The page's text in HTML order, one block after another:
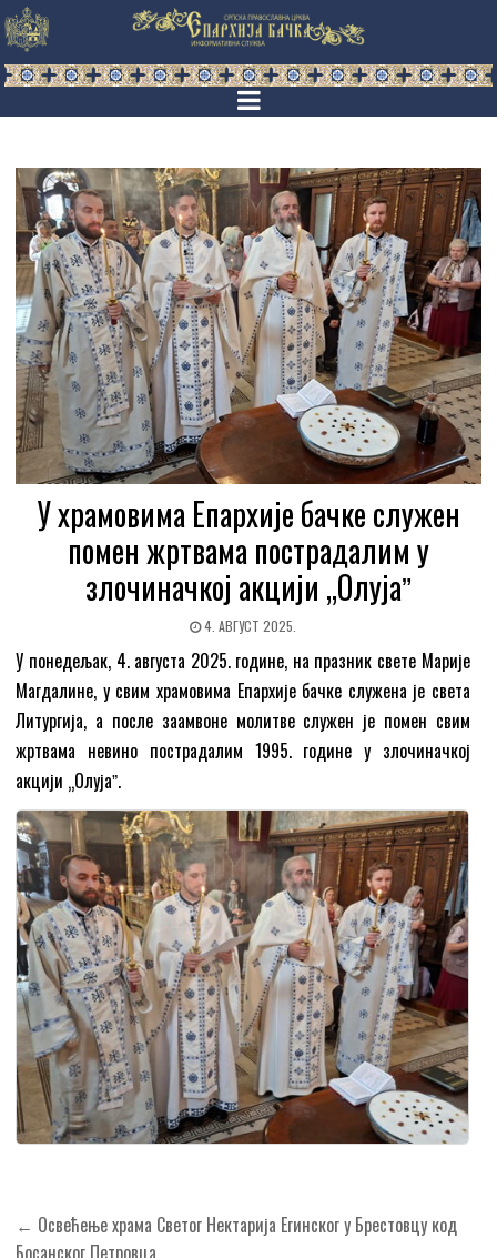
У храмовима Епархије бачке служен
помен жртвама пострадалим у
злочиначкој акцији „Олујаˮ
4. АВГУСТ 2025.
У понедељак, 4. августа 2025. године, на празник свете Марије
Магдалине, у свим храмовима Епархије бачке служена је света
Литургија, а после заамвоне молитве служен је помен свим
жртвама невино пострадалим 1995. године у злочиначкој
акцији „Олујаˮ.
Кретање
← Освећење храма Светог Нектарија Егинског у Брестовцу код
Босанског Петровца